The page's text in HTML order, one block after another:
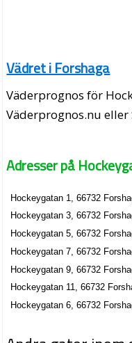
Vädret i Forshaga
Väderprognos för
Väderprognos.nu eller
Adresser på
Hockeygatan 1, 66732
Hockeygatan 3, 66732
Hockeygatan 5, 66732
Hockeygatan 7, 66732
Hockeygatan 9, 66732
Hockeygatan 11, 66732
Hockeygatan 6, 66732